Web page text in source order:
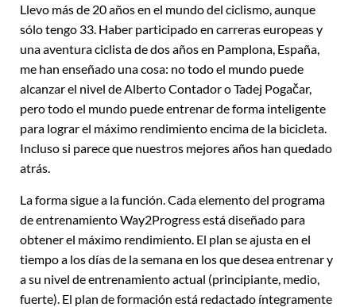
Llevo más de 20 años en el mundo del ciclismo, aunque
sólo tengo 33. Haber participado en carreras europeas y
una aventura ciclista de dos años en Pamplona, España,
me han enseñado una cosa: no todo el mundo puede
alcanzar el nivel de Alberto Contador o Tadej Pogačar,
pero todo el mundo puede entrenar de forma inteligente
para lograr el máximo rendimiento encima de la bicicleta.
Incluso si parece que nuestros mejores años han quedado
atrás.
La forma sigue a la función. Cada elemento del programa
de entrenamiento Way2Progress está diseñado para
obtener el máximo rendimiento. El plan se ajusta en el
tiempo a los días de la semana en los que desea entrenar y
a su nivel de entrenamiento actual (principiante, medio,
fuerte). El plan de formación está redactado íntegramente